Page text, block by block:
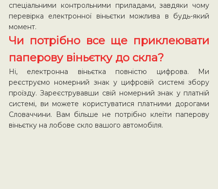
спеціальними контрольними приладами, завдяки чому
перевірка електронної віньєтки можлива в будь-який
момент.
Чи потрібно все ще приклеювати
паперову віньєтку до скла?
Ні, електронна віньєтка повністю цифрова. Ми
реєструємо номерний знак у цифровій системі збору
проїзду. Зареєструвавши свій номерний знак у платній
системі, ви можете користуватися платними дорогами
Словаччини. Вам більше не потрібно клеїти паперову
віньєтку на лобове скло вашого автомобіля.